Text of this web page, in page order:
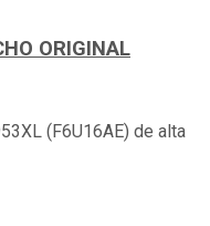
ORIGINAL
(F6U16AE) de alta